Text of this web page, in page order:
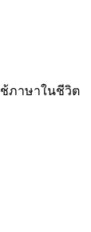
ภาษาในชีวิต